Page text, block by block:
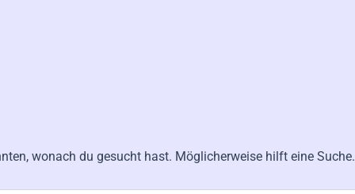
wonach du gesucht hast. Möglicherweise hilft eine Suche.